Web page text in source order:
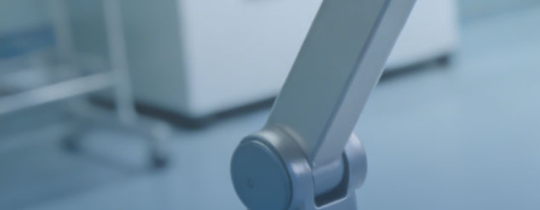
AR
DE